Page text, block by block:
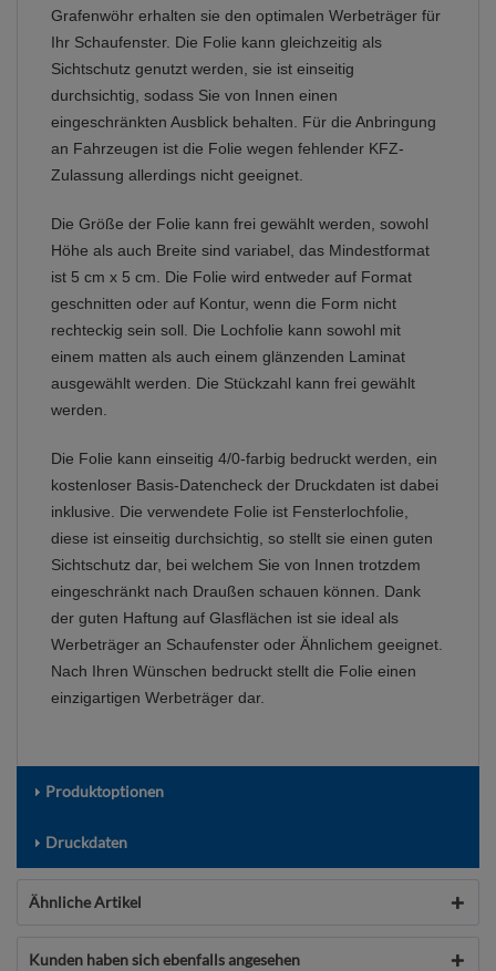
Grafenwöhr erhalten sie den optimalen Werbeträger für
Ihr Schaufenster. Die Folie kann gleichzeitig als
Sichtschutz genutzt werden, sie ist einseitig
durchsichtig, sodass Sie von Innen einen
eingeschränkten Ausblick behalten. Für die Anbringung
an Fahrzeugen ist die Folie wegen fehlender KFZ-
Zulassung allerdings nicht geeignet.
Die Größe der Folie kann frei gewählt werden, sowohl
Höhe als auch Breite sind variabel, das Mindestformat
ist 5 cm x 5 cm. Die Folie wird entweder auf Format
geschnitten oder auf Kontur, wenn die Form nicht
rechteckig sein soll. Die Lochfolie kann sowohl mit
einem matten als auch einem glänzenden Laminat
ausgewählt werden. Die Stückzahl kann frei gewählt
werden.
Die Folie kann einseitig 4/0-farbig bedruckt werden, ein
kostenloser Basis-Datencheck der Druckdaten ist dabei
inklusive. Die verwendete Folie ist Fensterlochfolie,
diese ist einseitig durchsichtig, so stellt sie einen guten
Sichtschutz dar, bei welchem Sie von Innen trotzdem
eingeschränkt nach Draußen schauen können. Dank
der guten Haftung auf Glasflächen ist sie ideal als
Werbeträger an Schaufenster oder Ähnlichem geeignet.
Nach Ihren Wünschen bedruckt stellt die Folie einen
einzigartigen Werbeträger dar.
Produktoptionen
Druckdaten
Ähnliche Artikel
Kunden haben sich ebenfalls angesehen